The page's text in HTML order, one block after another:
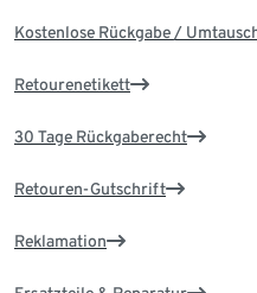
Kostenlose Rückgabe /
Retourenetikett
30 Tage Rückgaberecht
Retouren-Gutschrift
Reklamation